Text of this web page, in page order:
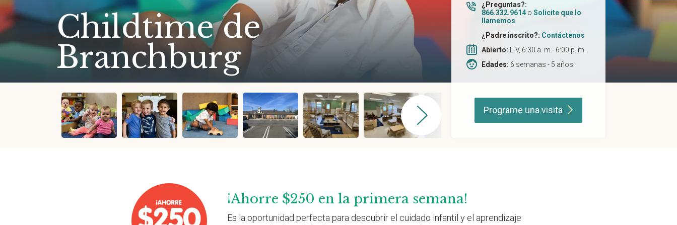
Childtime de
Branchburg
¿Preguntas?:
866.332.9614 o Solicite que lo
llamemos
¿Padre inscrito?: Contáctenos
Abierto: L-V, 6:30 a. m.- 6:00 p. m.
Edades: 6 semanas - 5 años
Programe una visita
¡Ahorre $250 en la primera semana!
Es la oportunidad perfecta para descubrir el cuidado infantil y el aprendizaje